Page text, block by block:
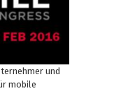
und
mobile